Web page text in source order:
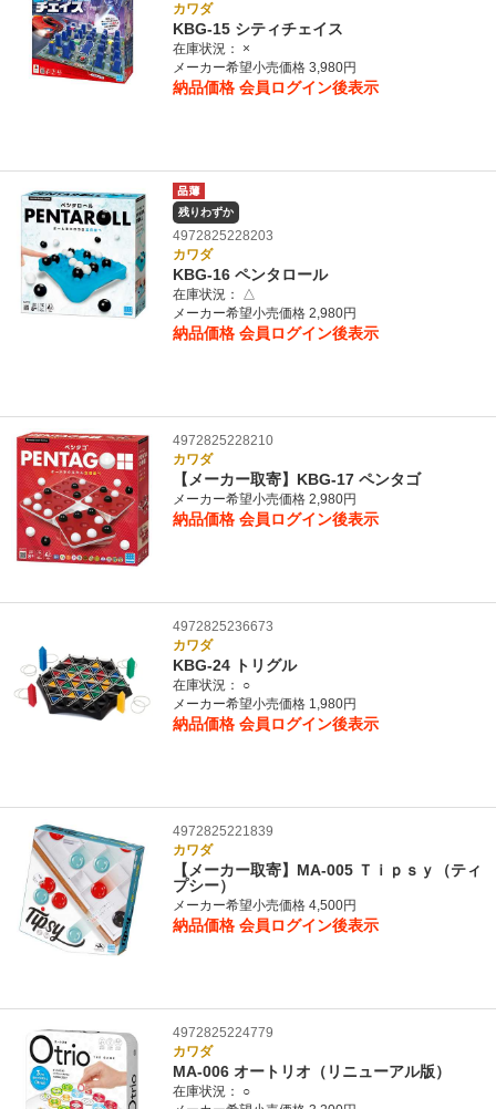
カワダ
KBG-15 シティチェイス
在庫状況：
×
メーカー希望小売価格 3,980円
納品価格 会員ログイン後表示
残りわずか
4972825228203
カワダ
KBG-16 ペンタロール
在庫状況：
△
メーカー希望小売価格 2,980円
納品価格 会員ログイン後表示
4972825228210
カワダ
【メーカー取寄】KBG-17 ペンタゴ
メーカー希望小売価格 2,980円
納品価格 会員ログイン後表示
4972825236673
カワダ
KBG-24 トリグル
在庫状況：
○
メーカー希望小売価格 1,980円
納品価格 会員ログイン後表示
4972825221839
カワダ
【メーカー取寄】MA-005 Ｔｉｐｓｙ（ティ
プシー）
メーカー希望小売価格 4,500円
納品価格 会員ログイン後表示
4972825224779
カワダ
MA-006 オートリオ（リニューアル版）
在庫状況：
○